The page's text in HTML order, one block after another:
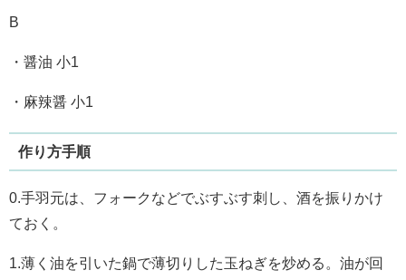
B
・醤油 小1
・麻辣醤 小1
作り方手順
0.手羽元は、フォークなどでぶすぶす刺し、酒を振りかけ
ておく。
1.薄く油を引いた鍋で薄切りした玉ねぎを炒める。油が回